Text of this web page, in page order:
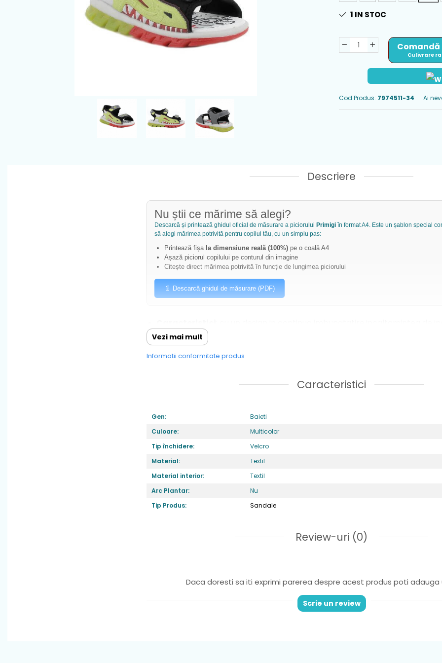
1 IN STOC
Cu livrare
Cod Produs: 7974511-34 Ai
Descriere
Nu știi ce mărime să alegi?
Descarcă și printează ghidul oficial de măsurare a piciorului Primigi în format A4. Este un șablon special
să alegi mărimea potrivită pentru copilul tău, cu un simplu pas:
Printează fișa la dimensiune reală (100%) pe o coală A4
Așază piciorul copilului pe conturul din imagine
Citește direct mărimea potrivită în funcție de lungimea piciorului
📄 Descarcă ghidul de măsurare (PDF)
asigura ca cei mici dezvolta un mers sanatos si natural si se bucura de
fiecare pas.
Inchiderile ajustabile
: moale,flexibila si rezistenta la alunecare, îi permite copilului să
dezechilibreze.
Fara arc plantar
Material: textil
Greutate
: foarte usori ,potriviti pentru picior normal sau lat
Vezi mai mult
Informatii conformitate produs
Caracteristici
Gen:
Baieti
Culoare:
Multicolor
Tip închidere:
Velcro
Material:
Textil
Material interior:
Textil
Arc Plantar:
Nu
Tip Produs:
Sandale
Review-uri (0)
Daca doresti sa iti exprimi parerea despre acest produs poti adauga
Scrie un review